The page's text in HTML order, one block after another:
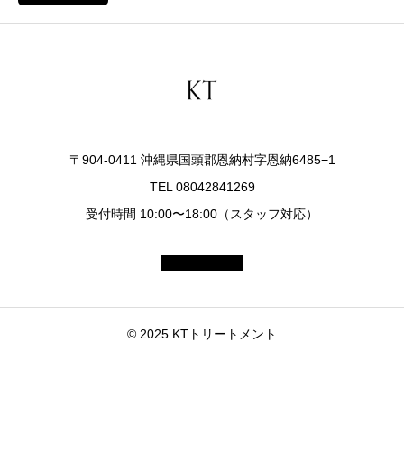
〒904-0411 沖縄県国頭郡恩納村字恩納6485−1
TEL 08042841269
受付時間 10:00〜18:00（スタッフ対応）
© 2025 KTトリートメント